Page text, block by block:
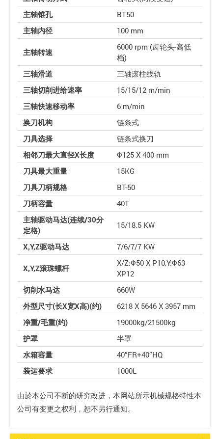
主轴锥孔
BT50
主轴内径
100 mm
主轴转速
6000 rpm (齿轮头-高低
档)
三轴滑道
三轴滚柱线轨
三轴切削进给速率
15/15/12 m/min
三轴快速移动率
6 m/min
换刀机构
链条式
刀具选择
链条式换刀
相邻刀最大直径X长度
Φ125 X 400 mm
刀具最大重量
15KG
刀具刀柄规格
BT-50
刀柄容量
40T
主轴驱动马达(连续/30分
定格)
15/18.5 KW
X,Y,Z驱动马达 7/6/7/7 KW
X,Y,Z滚珠螺杆
X/Z:Φ50 X P10,Y:Φ63
XP12
切削水马达
660W
外型尺寸(长X宽X高)(约)
6218 X 5646 X 3957 mm
净重/毛重(约)
19000kg/21500kg
护罩
半罩
水箱容量
40”FR+40”HQ
装运要求
1000L
由於本公司不断的研究改进，本网站所示机械规格特性本
公司有变更之权利，恕不另行通知。